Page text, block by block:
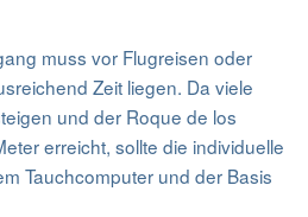
muss vor Flugreisen oder
Zeit liegen. Da viele
und der Roque de los
erreicht, sollte die individuelle
Tauchcomputer und der Basis